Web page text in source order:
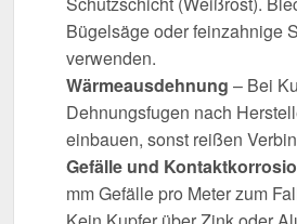
Bügelsäge oder feinzahnige
verwenden.
Wärmeausdehnung – Bei
Dehnungsfugen nach
einbauen, sonst reißen
Gefälle und
mm Gefälle pro Meter zum